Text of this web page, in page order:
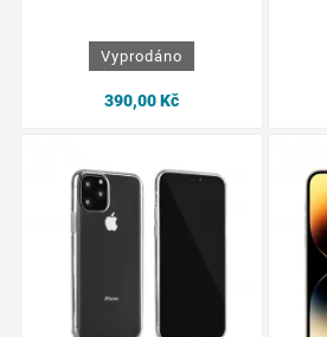
Vyprodáno
390,00 Kč